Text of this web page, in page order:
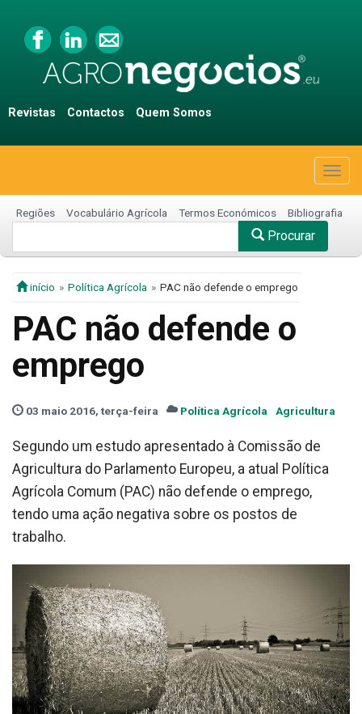
Revistas Contactos Quem Somos
Regiões Vocabulário Agrícola Termos Económicos Bibliografia
Procurar
início Política Agrícola PAC não defende o emprego
PAC não defende o
emprego
03 maio 2016, terça-feira Política Agrícola Agricultura
Segundo um estudo apresentado à Comissão de
Agricultura do Parlamento Europeu, a atual Política
Agrícola Comum (PAC) não defende o emprego,
tendo uma ação negativa sobre os postos de
trabalho.